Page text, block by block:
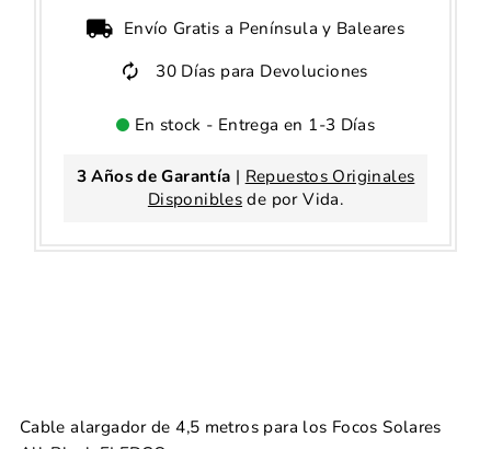
Envío Gratis a Península y Baleares
30 Días para Devoluciones
En stock - Entrega en 1-3 Días
3 Años de Garantía | Repuestos Originales
Disponibles de por Vida.
Cable alargador de 4,5 metros para los Focos Solares